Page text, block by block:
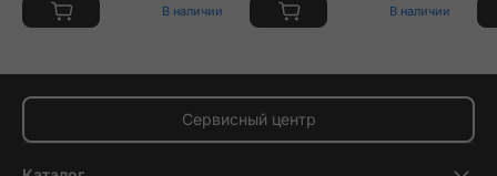
В наличии В наличии
Сервисный центр